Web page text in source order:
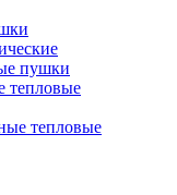
пушки
тепловые
тепловые